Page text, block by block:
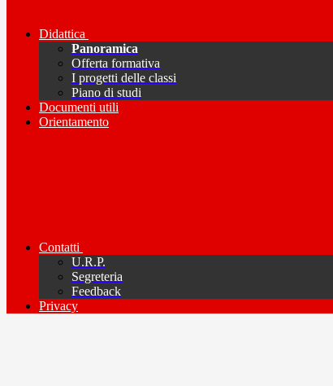
Didattica
Panoramica
Offerta formativa
I progetti delle classi
Piano di studi
Documenti utili
Orientamento
Contatti
U.R.P.
Segreteria
Feedback
Privacy